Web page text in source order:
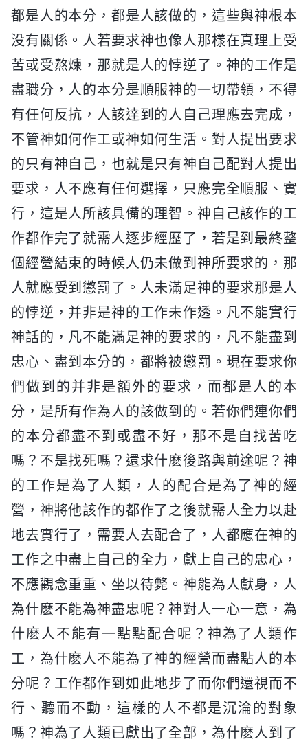
都是人的本分，都是人該做的，這些與神根本
没有關係。人若要求神也像人那樣在真理上受
苦或受熬煉，那就是人的悖逆了。神的工作是
盡職分，人的本分是順服神的一切帶領，不得
有任何反抗，人該達到的人自己理應去完成，
不管神如何作工或神如何生活。對人提出要求
的只有神自己，也就是只有神自己配對人提出
要求，人不應有任何選擇，只應完全順服、實
行，這是人所該具備的理智。神自己該作的工
作都作完了就需人逐步經歷了，若是到最終整
個經營結束的時候人仍未做到神所要求的，那
人就應受到懲罰了。人未滿足神的要求那是人
的悖逆，并非是神的工作未作透。凡不能實行
神話的，凡不能滿足神的要求的，凡不能盡到
忠心、盡到本分的，都將被懲罰。現在要求你
們做到的并非是額外的要求，而都是人的本
分，是所有作為人的該做到的。若你們連你們
的本分都盡不到或盡不好，那不是自找苦吃
嗎？不是找死嗎？還求什麽後路與前途呢？神
的工作是為了人類，人的配合是為了神的經
營，神將他該作的都作了之後就需人全力以赴
地去實行了，需要人去配合了，人都應在神的
工作之中盡上自己的全力，獻上自己的忠心，
不應觀念重重、坐以待斃。神能為人獻身，人
為什麽不能為神盡忠呢？神對人一心一意，為
什麽人不能有一點點配合呢？神為了人類作
工，為什麽人不能為了神的經營而盡點人的本
分呢？工作都作到如此地步了而你們還視而不
行、聽而不動，這樣的人不都是沉淪的對象
嗎？神為了人類已獻出了全部，為什麽人到了